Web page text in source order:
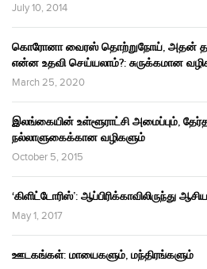
July 10, 2014
கொரோனா வைரஸ் தொற்றுநோய், அதன்
என்ன உதவி செய்யலாம்?: சுருக்கமான
March 25, 2020
இலங்கையின் உள்ளூராட்சி அமைப்பும்,
நல்லாளுகைக்கான வழிகளும்
October 5, 2015
‘கிளிட்டோரிஸ்’: ஆப்பிரிக்காவிலிருந்து
May 1, 2017
ஊடகங்கள்: மாயைகளும், மந்திரங்களும்